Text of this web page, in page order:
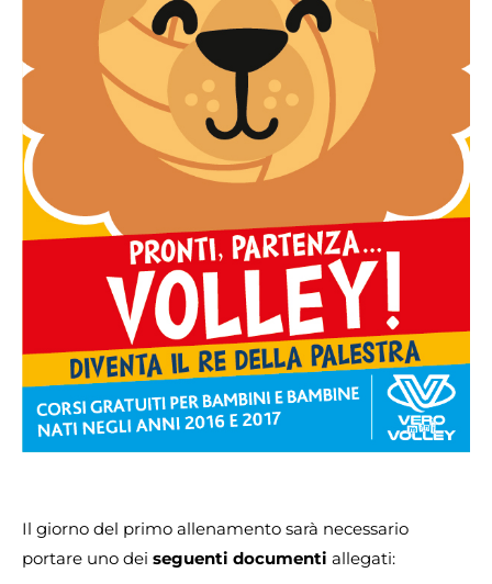
Il giorno del primo allenamento sarà necessario
portare uno dei seguenti documenti allegati: